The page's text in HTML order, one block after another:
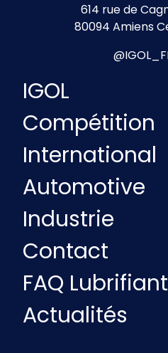
614 rue de
80094 Amiens
IGOL
Compétition
International
Automotive
Industrie
Contact
FAQ
Actualités